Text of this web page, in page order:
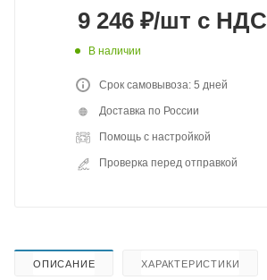
9 246 ₽/шт с НДС
В наличии
Срок самовывоза: 5 дней
Доставка по России
Помощь с настройкой
Проверка перед отправкой
ОПИСАНИЕ ХАРАКТЕРИСТИКИ